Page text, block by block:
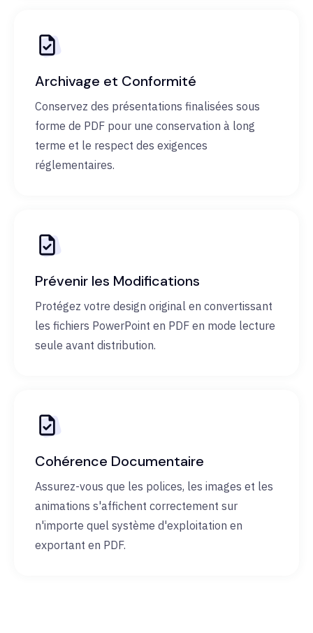
Archivage et Conformité
Conservez des présentations finalisées sous
forme de PDF pour une conservation à long
terme et le respect des exigences
réglementaires.
Prévenir les Modifications
Protégez votre design original en convertissant
les fichiers PowerPoint en PDF en mode lecture
seule avant distribution.
Cohérence Documentaire
Assurez-vous que les polices, les images et les
animations s'affichent correctement sur
n'importe quel système d'exploitation en
exportant en PDF.